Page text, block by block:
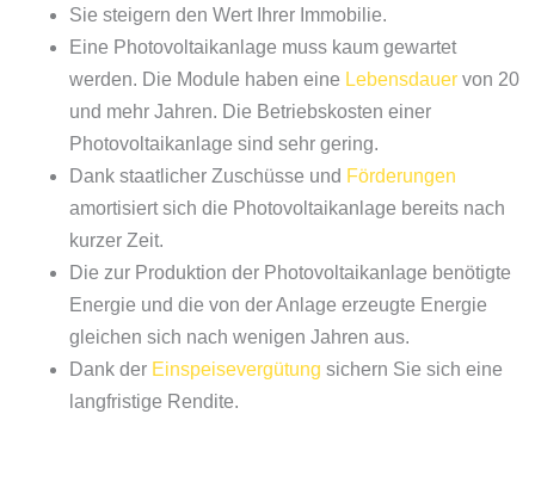
Sie steigern den Wert Ihrer Immobilie.
Eine Photovoltaikanlage muss kaum gewartet
werden. Die Module haben eine Lebensdauer von 20
und mehr Jahren. Die Betriebskosten einer
Photovoltaikanlage sind sehr gering.
Dank staatlicher Zuschüsse und Förderungen
amortisiert sich die Photovoltaikanlage bereits nach
kurzer Zeit.
Die zur Produktion der Photovoltaikanlage benötigte
Energie und die von der Anlage erzeugte Energie
gleichen sich nach wenigen Jahren aus.
Dank der Einspeisevergütung sichern Sie sich eine
langfristige Rendite.